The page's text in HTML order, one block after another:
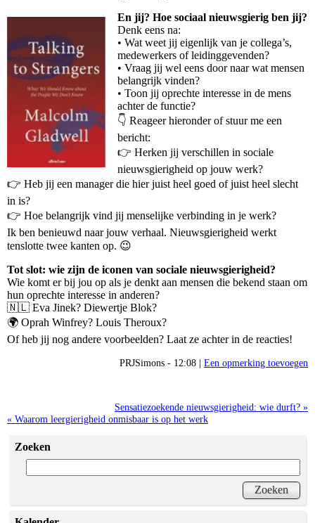
En jij? Hoe sociaal nieuwsgierig ben jij?
Denk eens na:
• Wat weet jij eigenlijk van je collega’s,
medewerkers of leidinggevenden?
• Vraag jij wel eens door naar wat mensen
belangrijk vinden?
• Toon jij oprechte interesse in de mens
achter de functie?
👇 Reageer hieronder of stuur me een
bericht:
👉 Herken jij verschillen in sociale
nieuwsgierigheid op jouw werk?
👉 Heb jij een manager die hier juist heel goed of juist heel slecht
in is?
👉 Hoe belangrijk vind jij menselijke verbinding in je werk?
Ik ben benieuwd naar jouw verhaal. Nieuwsgierigheid werkt
tenslotte twee kanten op. 😉
Tot slot: wie zijn de iconen van sociale nieuwsgierigheid?
Wie komt er bij jou op als je denkt aan mensen die bekend staan om
hun oprechte interesse in anderen?
🇳🇱 Eva Jinek? Diewertje Blok?
🌍 Oprah Winfrey? Louis Theroux?
Of heb jij nog andere voorbeelden? Laat ze achter in de reacties!
PRJSimons - 12:08 | Een opmerking toevoegen
Sensatiezoekende nieuwsgierigheid: wie durft? »
« Waarom leergierigheid onmisbaar is op het werk
Zoeken